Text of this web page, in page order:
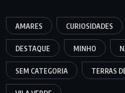
AMARES CURIOSIDADES
DESTAQUE MINHO
SEM CATEGORIA TERRAS